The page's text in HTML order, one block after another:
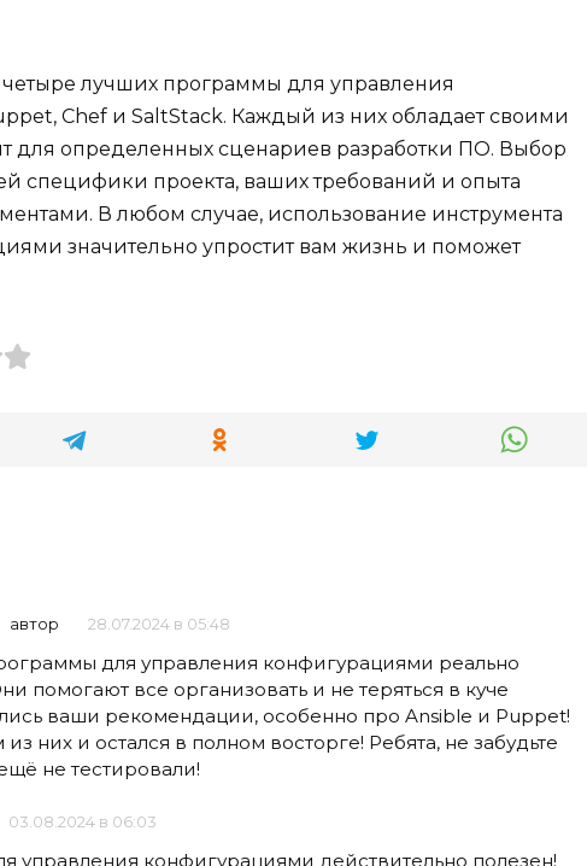
лучших программы для управления
Chef и SaltStack. Каждый из них обладает своими
для определенных сценариев разработки ПО. Выбор
специфики проекта, ваших требований и опыта
В любом случае, использование инструмента
значительно упростит вам жизнь и поможет
автор 28.07.2024 в 05:48
для управления конфигурациями реально
помогают все организовать и не теряться в куче
ваши рекомендации, особенно про Ansible и Puppet!
них и остался в полном восторге! Ребята, не забудьте
не тестировали!
03.08.2024 в 06:03
управления конфигурациями действительно полезен!